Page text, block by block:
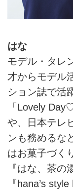
はな
モデル・タレ
才からモデル
ション誌で活
「Lovely
や、日本テレ
ンも務めるな
はお菓子づく
『はな、茶の
『hana’s